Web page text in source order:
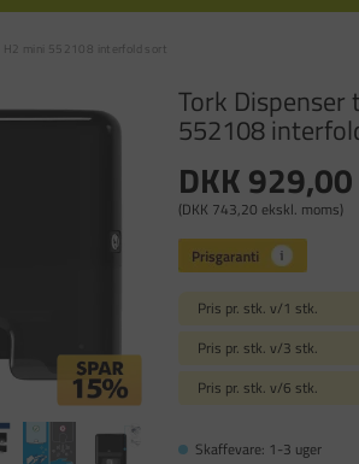
H2 mini 552108 interfold sort
Tork
552108
DKK 929,00
(DKK 743,20 ekskl. moms)
Pris pr. stk. v/1 stk.
Pris pr. stk. v/3 stk.
Pris pr. stk. v/6 stk.
Skaffevare: 1-3 uger